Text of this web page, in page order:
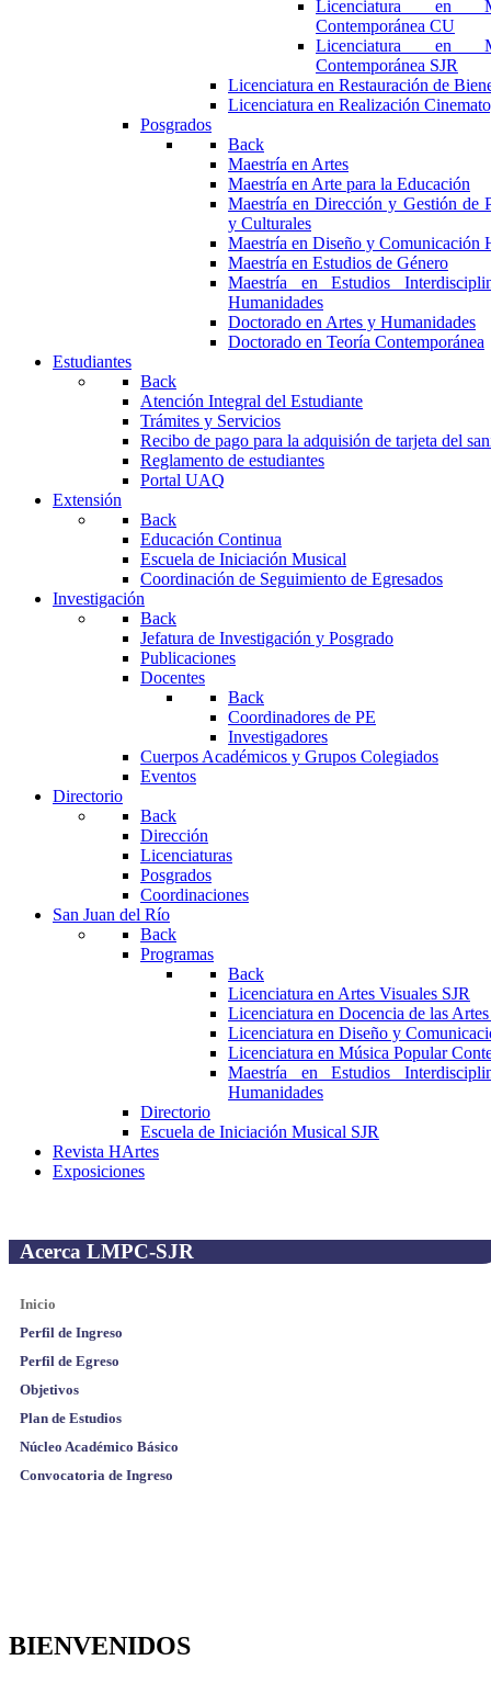
Licenciatura en
Contemporánea CU
Licenciatura en
Contemporánea SJR
Licenciatura en Restauración de
Licenciatura en Realización
Posgrados
Back
Maestría en Artes
Maestría en Arte para la Educación
Maestría en Dirección y Gestión de
y Culturales
Maestría en Diseño y Comunicación
Maestría en Estudios de Género
Maestría en Estudios
Humanidades
Doctorado en Artes y Humanidades
Doctorado en Teoría Contemporánea
Estudiantes
Back
Atención Integral del Estudiante
Trámites y Servicios
Recibo de pago para la adquisión de tarjeta del
Reglamento de estudiantes
Portal UAQ
Extensión
Back
Educación Continua
Escuela de Iniciación Musical
Coordinación de Seguimiento de Egresados
Investigación
Back
Jefatura de Investigación y Posgrado
Publicaciones
Docentes
Back
Coordinadores de PE
Investigadores
Cuerpos Académicos y Grupos Colegiados
Eventos
Directorio
Back
Dirección
Licenciaturas
Posgrados
Coordinaciones
San Juan del Río
Back
Programas
Back
Licenciatura en Artes Visuales SJR
Licenciatura en Docencia de las
Licenciatura en Diseño y
Licenciatura en Música Popular
Maestría en Estudios
Humanidades
Directorio
Escuela de Iniciación Musical SJR
Revista HArtes
Exposiciones
Acerca LMPC-SJR
Inicio
Perfil de Ingreso
Perfil de Egreso
Objetivos
Plan de Estudios
Núcleo Académico Básico
Convocatoria de Ingreso
BIENVENIDOS